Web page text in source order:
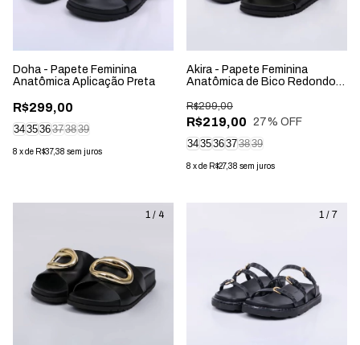
Doha - Papete Feminina
Anatômica Aplicação Preta
R$299,00
343536373839
8 xde R$37,38 sem juros
Akira - Papete Feminina
Anatômica de Bico Redondo
R$219,00
R$299,00
27% OFF
343536373839
8 xde R$27,38 sem juros
1 / 4 1 / 7